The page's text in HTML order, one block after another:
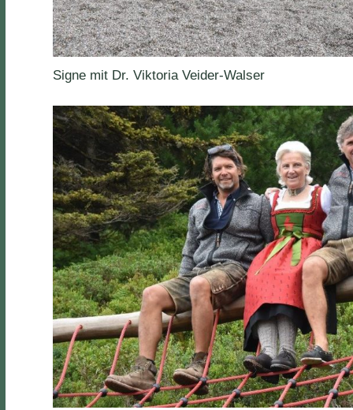
Signe mit Dr. Viktoria Veider-Walser